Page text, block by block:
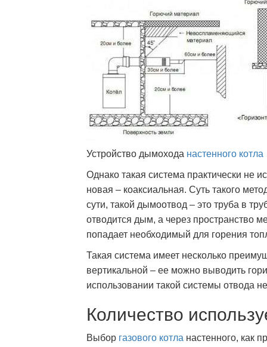
Устройство дымохода настенного котла
Однако такая система практически не
новая – коаксиальная. Суть такого
сути, такой дымоотвод – это труба в
отводится дым, а через пространство
попадает необходимый для горения
Такая система имеет несколько
вертикальной – ее можно выводить
использовании такой системы отвода
Количество
Выбор газового котла настенного, как